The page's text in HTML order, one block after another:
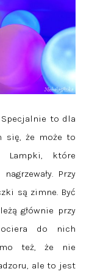
Specjalnie to dla
się, że może to
Lampki, które
Przy
są zimne. Być
głównie przy
do nich
też, że nie
ale to jest